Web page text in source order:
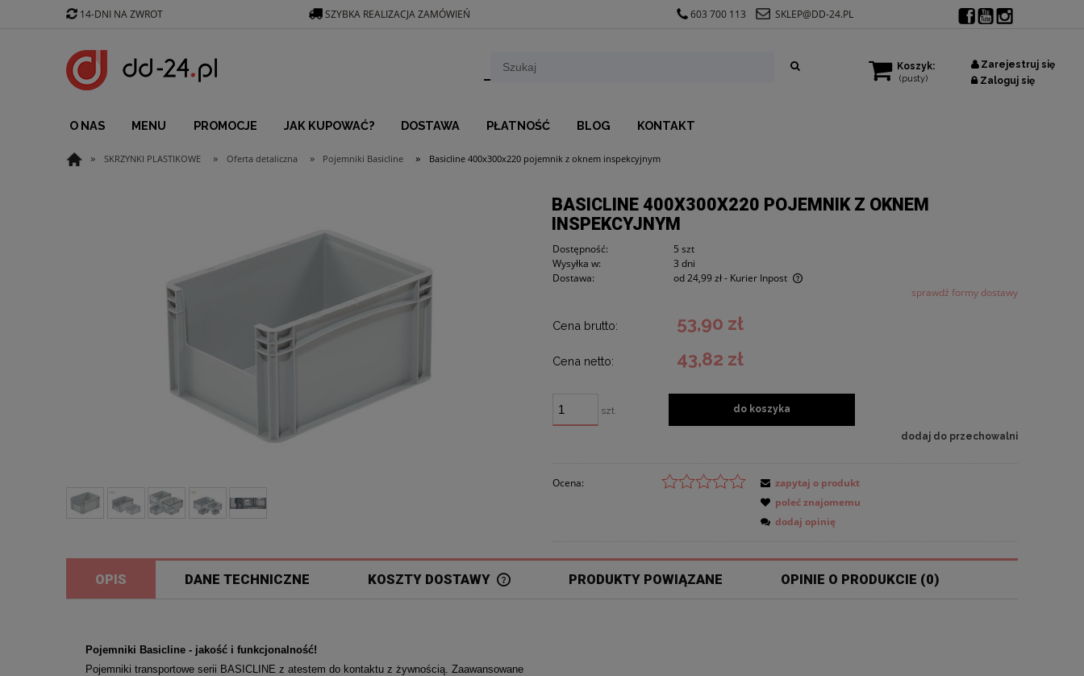
Zarejestruj się
Zaloguj się
Koszyk:
(pusty)
O NAS MENU PROMOCJE JAK KUPOWAĆ? DOSTAWA PŁATNOŚĆ BLOG KONTAKT
» SKRZYNKI PLASTIKOWE » Oferta detaliczna » Pojemniki Basicline » Basicline 400x300x220 pojemnik z oknem inspekcyjnym
14-DNI NA ZWROT SZYBKA REALIZACJA ZAMÓWIEŃ 603 700 113 SKLEP@DD-24.PL
BASICLINE 400X300X220 POJEMNIK Z OKNEM
INSPEKCYJNYM
Dostępność:
5 szt
Wysyłka w:
3 dni
Dostawa:
od 24,99 zł- Kurier Inpost
sprawdź formy dostawy
Cena brutto: 53,90 zł
Cena netto: 43,82 zł
szt. do koszyka
dodaj do przechowalni
Ocena:
zapytaj o produkt
poleć znajomemu
dodaj opinię
OPIS DANE TECHNICZNE KOSZTY DOSTAWY PRODUKTY POWIĄZANE OPINIE O PRODUKCIE (0)
Pojemniki Basicline - jakość i funkcjonalność!
Pojemniki transportowe serii BASICLINE z atestem do kontaktu z żywnością. Zaawansowane